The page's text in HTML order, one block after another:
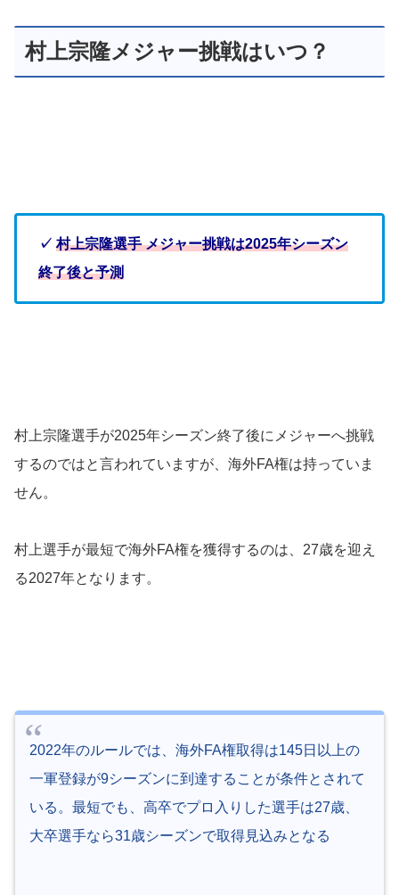
村上宗隆メジャー挑戦はいつ？
✓村上宗隆選手 メジャー挑戦は2025年シーズン
終了後と予測
村上宗隆選手が2025年シーズン終了後にメジャーへ挑戦
するのではと言われていますが、海外FA権は持っていま
せん。
村上選手が最短で海外FA権を獲得するのは、27歳を迎え
る2027年となります。
2022年のルールでは、海外FA権取得は145日以上の
一軍登録が9シーズンに到達することが条件とされて
いる。最短でも、高卒でプロ入りした選手は27歳、
大卒選手なら31歳シーズンで取得見込みとなる